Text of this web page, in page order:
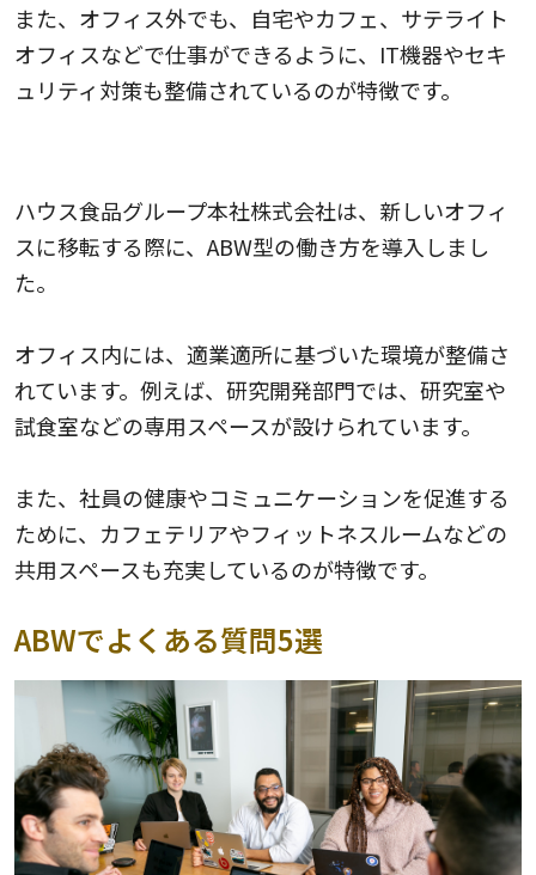
また、オフィス外でも、自宅やカフェ、サテライト
オフィスなどで仕事ができるように、IT機器やセキ
ュリティ対策も整備されているのが特徴です。
ハウス食品グループ本社株式会社は、新しいオフィ
スに移転する際に、ABW型の働き方を導入しまし
た。
オフィス内には、適業適所に基づいた環境が整備さ
れています。例えば、研究開発部門では、研究室や
試食室などの専用スペースが設けられています。
また、社員の健康やコミュニケーションを促進する
ために、カフェテリアやフィットネスルームなどの
共用スペースも充実しているのが特徴です。
ABWでよくある質問5選